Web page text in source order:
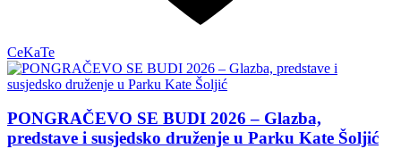
CeKaTe
PONGRAČEVO SE BUDI 2026 – Glazba,
predstave i susjedsko druženje u Parku Kate Šoljić